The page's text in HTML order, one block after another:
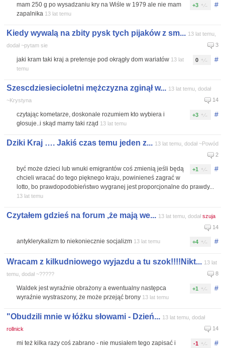
#
+3
mam 250 g po wysadzaniu kry na Wiśle w 1979 ale nie mam
zapalnika 13 lat temu
Kiedy wywalą na zbity pysk tych pijaków z sm... 13 lat temu,
dodał ~pytam sie
3
#
0
jaki kram taki kraj a pretensje pod okrągły dom wariatów 13 lat
temu
Szescdziesiecioletni mężczyzna zginął w... 13 lat temu, dodał
~Krystyna
14
#
+3
czytając kometarze, doskonale rozumiem kto wybiera i
głosuje..i skąd mamy taki rząd 13 lat temu
Dziki Kraj …. Jakiś czas temu jeden z... 13 lat temu, dodał ~Powód
2
#
+1
być może dzieci lub wnuki emigrantów coś zmienią jeśli będą
chcieli wracać do tego pięknego kraju, powinieneś zagrać w
lotto, bo prawdopodobieństwo wygranej jest proporcjonalne do prawdy...
13 lat temu
Czytałem gdzieś na forum ,że mają we... 13 lat temu, dodał szuja
14
#
+4
antyklerykalizm to niekoniecznie socjalizm 13 lat temu
Wracam z kilkudniowego wyjazdu a tu szok!!!!Nikt... 13 lat
temu, dodał ~?????
8
#
+1
Waldek jest wyraźnie obrażony a ewentualny następca
wyraźnie wystraszony, że może przejąć brony 13 lat temu
"Obudzili mnie w łóżku słowami - Dzień... 13 lat temu, dodał
rollnick
14
#
-1
mi też kilka razy coś zabrano - nie musiałem tego zapisać i